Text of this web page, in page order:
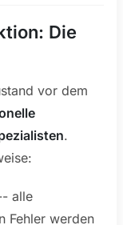
Die
vor dem
.
alle
Fehler werden